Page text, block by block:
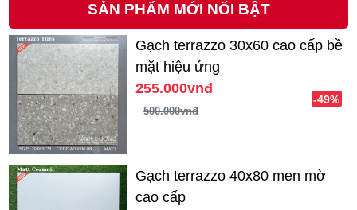
SẢN PHẨM MỚI NỔI BẬT
Gạch terrazzo 30x60 cao cấp bề
mặt hiệu ứng
255.000vnđ
500.000vnđ
-49%
Gạch terrazzo 40x80 men mờ
cao cấp